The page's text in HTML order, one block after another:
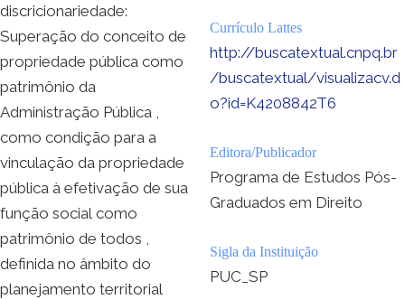
discricionariedade:
Superação do conceito de
propriedade pública como
patrimônio da
Administração Pública ,
como condição para a
vinculação da propriedade
pública à efetivação de sua
função social como
patrimônio de todos ,
definida no âmbito do
planejamento territorial
Currículo Lattes
http://buscatextual.cnpq.br
/buscatextual/visualizacv.d
o?id=K4208842T6
Editora/Publicador
Programa de Estudos Pós-
Graduados em Direito
Sigla da Instituição
PUC_SP